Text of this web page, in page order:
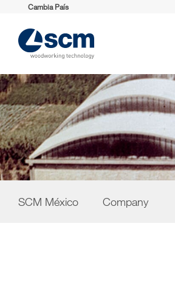
Cambia País
SCM México Company